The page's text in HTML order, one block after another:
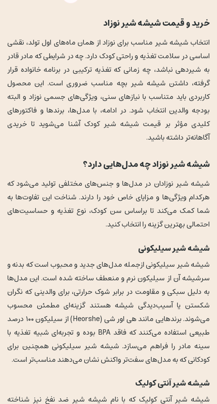
خرید و قیمت شیشه شیر نوزاد
انتخاب شیشه شیر مناسب برای نوزاد از همان ماه‌های اول تولد، نقشی
اساسی در سلامت تغذیه و راحتی کودک دارد. چه در شرایطی که مادر قادر
به شیردهی نباشد، چه زمانی که تغذیه ترکیبی در برنامه خانواده قرار
گرفته، داشتن شیشه شیر بچه مناسب ضروری است. این محصول
کاربردی باید متناسب با نیازهای سنی، ویژگی‌های جسمی نوزاد و البته
بودجه والدین انتخاب شود. در ادامه، با مدل‌ها، برندها و فاکتورهای
کلیدی مؤثر بر قیمت شیشه شیر کودک آشنا می‌شوید تا خریدی
آگاهانه‌تر داشته باشید.
شیشه شیر نوزاد چه مدل‌هایی دارد؟
شیشه شیر نوزادان در مدل‌ها و جنس‌های مختلفی تولید می‌شود که
هرکدام ویژگی‌ها و مزایای خاص خود را دارند. شناخت این تفاوت‌ها به
شما کمک می‌کند تا براساس سن کودک، نوع تغذیه و حساسیت‌های
احتمالی بهترین گزینه را انتخاب کنید.
شیشه شیر سیلیکونی
شیشه شیر سیلیکونی ازجمله مدل‌های جدید و محبوب است که بدنه و
سرشیشه آن از سیلیکون نرم و منعطف ساخته شده است. این مدل‌ها
به دلیل سبکی و مقاومت در برابر شوک حرارتی، برای والدینی که نگران
شکستن یا آسیب‌دیدگی شیشه هستند گزینه‌ای مطمئن محسوب
می‌شوند. برندهایی مانند هی اور شی (Heorshe) از سیلیکون ۱۰۰ درصد
طبیعی استفاده می‌کنند که فاقد BPA بوده و تجربه‌ای شبیه تغذیه با
سینه مادر را فراهم می‌سازد. شیشه شیر سیلیکونی همچنین برای
کودکانی که به مدل‌های سفت‌تر واکنش نشان می‌دهند مناسب‌تر است.
شیشه شیر آنتی کولیک
شیشه شیر آنتی کولیک که با نام شیشه شیر ضد نفخ نیز شناخته